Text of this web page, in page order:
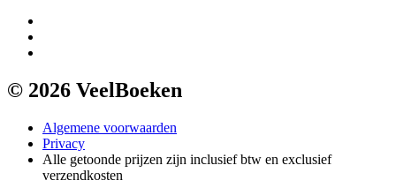
© 2026 VeelBoeken
Algemene voorwaarden
Privacy
Alle getoonde prijzen zijn inclusief btw en exclusief
verzendkosten